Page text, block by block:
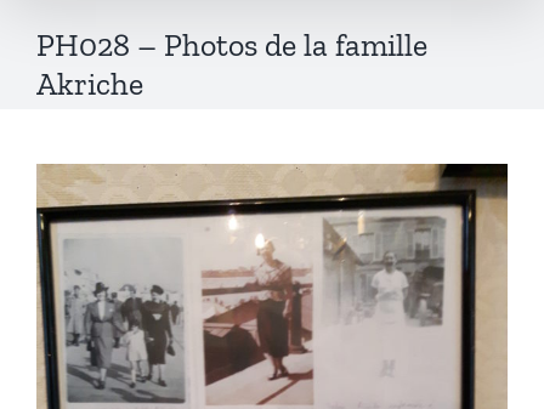
PH028 – Photos de la famille
Akriche